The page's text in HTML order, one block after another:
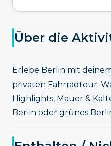
Über die
Erlebe Berlin mit
privaten Fahrradtour.
Highlights, Mauer &
Berlin oder grünes